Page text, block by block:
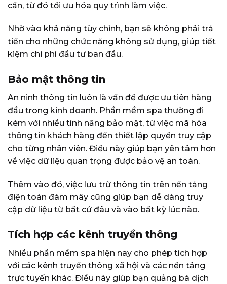
cần, từ đó tối ưu hóa quy trình làm việc.
Nhờ vào khả năng tùy chỉnh, bạn sẽ không phải trả
tiền cho những chức năng không sử dụng, giúp tiết
kiệm chi phí đầu tư ban đầu.
Bảo mật thông tin
An ninh thông tin luôn là vấn đề được ưu tiên hàng
đầu trong kinh doanh. Phần mềm spa thường đi
kèm với nhiều tính năng bảo mật, từ việc mã hóa
thông tin khách hàng đến thiết lập quyền truy cập
cho từng nhân viên. Điều này giúp bạn yên tâm hơn
về việc dữ liệu quan trọng được bảo vệ an toàn.
Thêm vào đó, việc lưu trữ thông tin trên nền tảng
điện toán đám mây cũng giúp bạn dễ dàng truy
cập dữ liệu từ bất cứ đâu và vào bất kỳ lúc nào.
Tích hợp các kênh truyền thông
Nhiều phần mềm spa hiện nay cho phép tích hợp
với các kênh truyền thông xã hội và các nền tảng
trực tuyến khác. Điều này giúp bạn quảng bá dịch